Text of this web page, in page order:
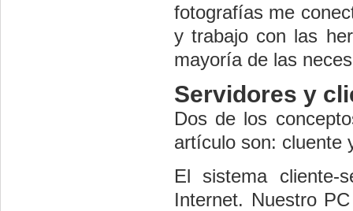
fotografías me
y trabajo con las
mayoría de las
Servidores y
Dos de los
artículo son: cluente
El sistema
Internet. Nuestro